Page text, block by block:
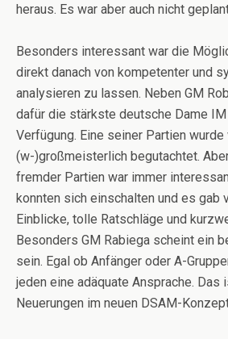
heraus. Es war aber auch nicht
Besonders interessant war die
direkt danach von kompetenter und
analysieren zu lassen. Neben GM
dafür die stärkste deutsche Dame
Verfügung. Eine seiner Partien wurde
(w-)großmeisterlich begutachtet.
fremder Partien war immer
konnten sich einschalten und es gab
Einblicke, tolle Ratschläge und
Besonders GM Rabiega scheint ein
sein. Egal ob Anfänger oder A-
jeden eine adäquate Ansprache. Das
Neuerungen im neuen DSAM-